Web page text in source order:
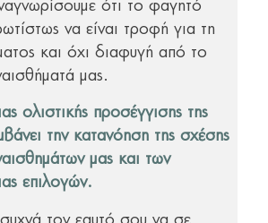
ότι το φαγητό
να είναι τροφή για τη
και όχι διαφυγή από το
μας.
ολιστικής προσέγγισης της
την κατανόηση της σχέσης
μας και των
επιλογών.